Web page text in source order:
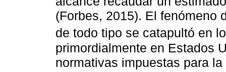
(Forbes, 2015). El fenómeno
de todo tipo se catapultó en
primordialmente en Estados
normativas impuestas para